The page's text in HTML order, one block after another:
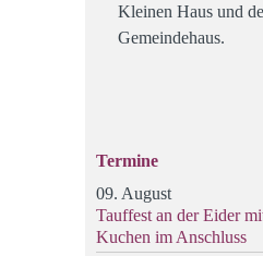
Kleinen Haus und
Gemeindehaus.
Termine
09. August
Tauffest an der Eider
Kuchen im Anschluss